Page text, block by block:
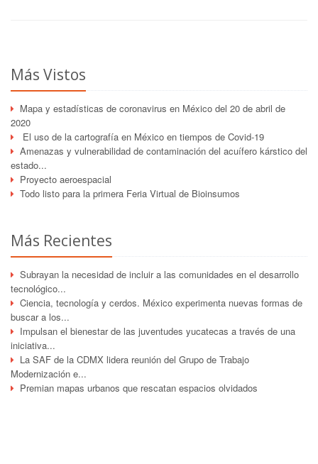
Más Vistos
Mapa y estadísticas de coronavirus en México del 20 de abril de
2020
El uso de la cartografía en México en tiempos de Covid-19
Amenazas y vulnerabilidad de contaminación del acuífero kárstico del
estado...
Proyecto aeroespacial
Todo listo para la primera Feria Virtual de Bioinsumos
Más Recientes
Subrayan la necesidad de incluir a las comunidades en el desarrollo
tecnológico...
Ciencia, tecnología y cerdos. México experimenta nuevas formas de
buscar a los...
Impulsan el bienestar de las juventudes yucatecas a través de una
iniciativa...
La SAF de la CDMX lidera reunión del Grupo de Trabajo
Modernización e...
Premian mapas urbanos que rescatan espacios olvidados